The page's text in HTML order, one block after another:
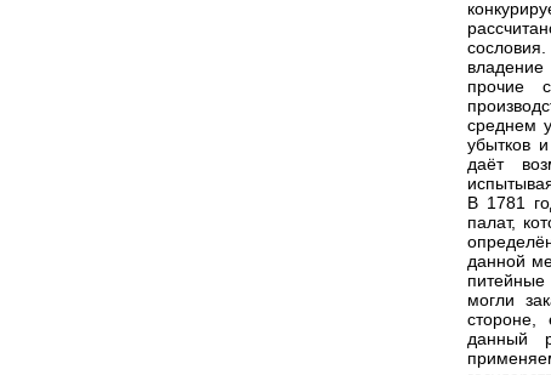
прочие
среднем
убытков
даёт
В 1781
палат,
данной
питейные
могли
стороне,
данный